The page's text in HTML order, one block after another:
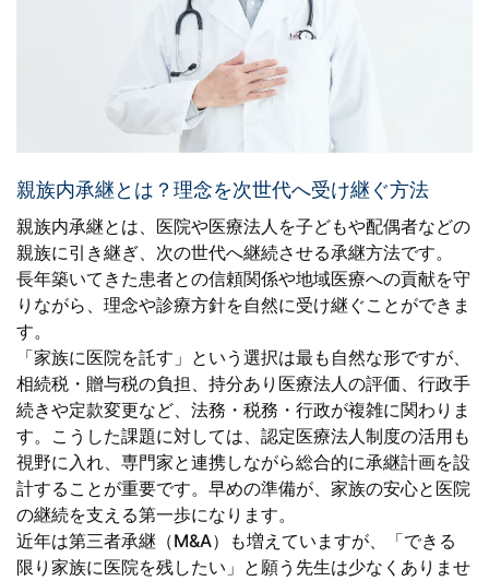
親族内承継とは？理念を次世代へ受け継ぐ方法
親族内承継とは、医院や医療法人を子どもや配偶者などの
親族に引き継ぎ、次の世代へ継続させる承継方法です。
長年築いてきた患者との信頼関係や地域医療への貢献を守
りながら、理念や診療方針を自然に受け継ぐことができま
す。
「家族に医院を託す」という選択は最も自然な形ですが、
相続税・贈与税の負担、持分あり医療法人の評価、行政手
続きや定款変更など、法務・税務・行政が複雑に関わりま
す。こうした課題に対しては、認定医療法人制度の活用も
視野に入れ、専門家と連携しながら総合的に承継計画を設
計することが重要です。早めの準備が、家族の安心と医院
の継続を支える第一歩になります。
近年は第三者承継（M&A）も増えていますが、「できる
限り家族に医院を残したい」と願う先生は少なくありませ